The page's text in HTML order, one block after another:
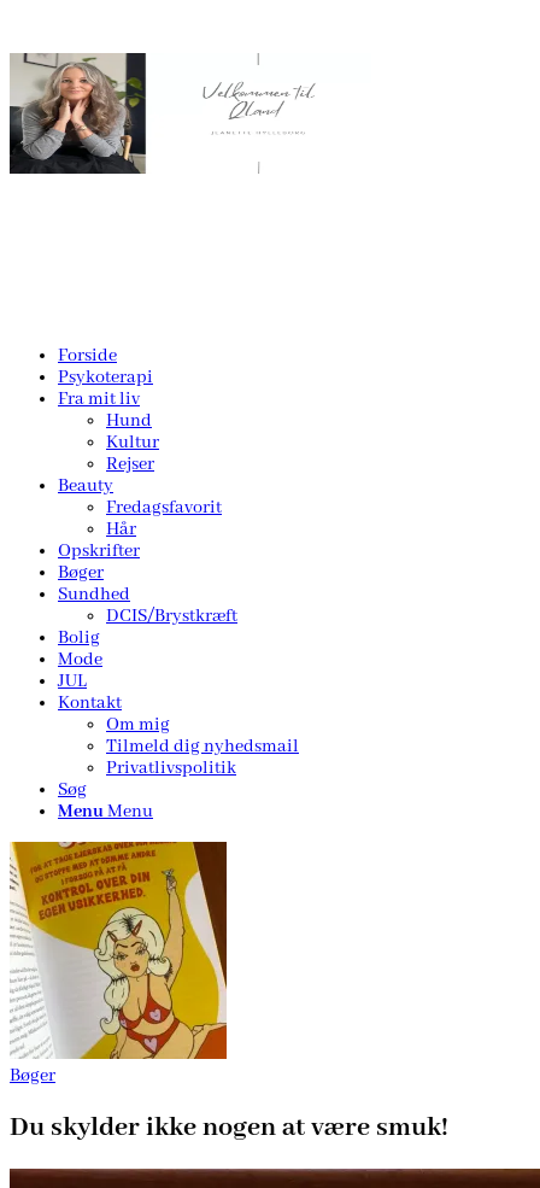
Forside
Psykoterapi
Fra mit liv
Hund
Kultur
Rejser
Beauty
Fredagsfavorit
Hår
Opskrifter
Bøger
Sundhed
DCIS/Brystkræft
Bolig
Mode
JUL
Kontakt
Om mig
Tilmeld dig nyhedsmail
Privatlivspolitik
Søg
MenuMenu
Bøger
Du skylder ikke nogen at være smuk!